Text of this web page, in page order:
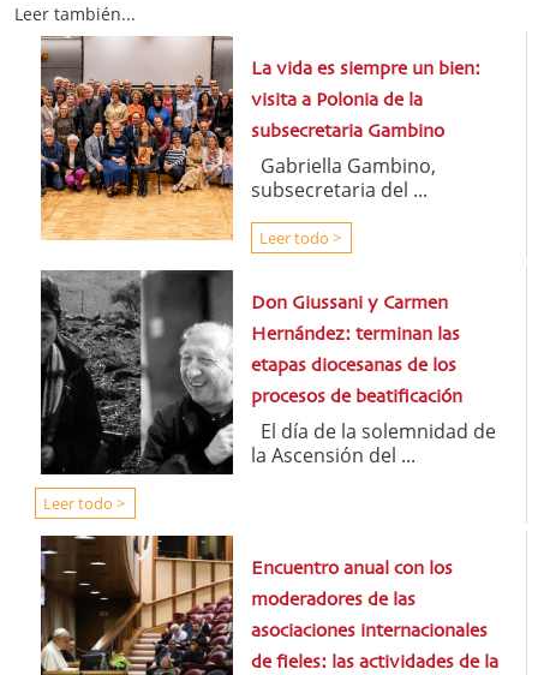
Leer también...
La vida es siempre un bien:
visita a Polonia de la
subsecretaria Gambino
Gabriella Gambino,
subsecretaria del ...
Leer todo >
Don Giussani y Carmen
Hernández: terminan las
etapas diocesanas de los
procesos de beatificación
El día de la solemnidad de
la Ascensión del ...
Leer todo >
Encuentro anual con los
moderadores de las
asociaciones internacionales
de fieles: las actividades de la